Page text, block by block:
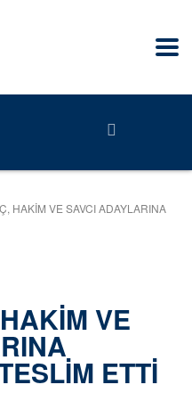
HAKİM VE SAVCI ADAYLARINA
VE
ETTİ